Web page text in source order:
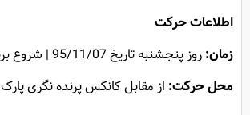
اطلاعات حرکت
زمان:روز پنجشنبه تاریخ 95/11/07 | شروع برنامه:ساعت 7:30 | پایان برنامه 9:30
محل حرکت: از مقابل کانکس پرنده نگری